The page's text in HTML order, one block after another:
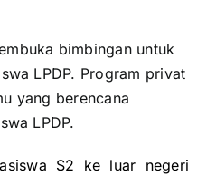
bimbingan untuk
LPDP. Program privat
yang berencana
LPDP.
S2 ke luar negeri